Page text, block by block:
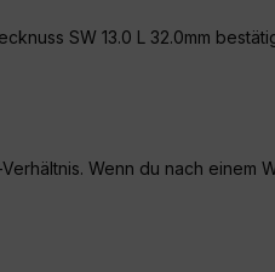
SW 13.0 L 32.0mm
Wenn du nach einem